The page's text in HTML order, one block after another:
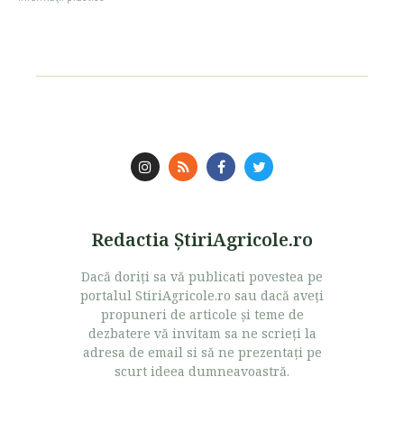
Redactia ŞtiriAgricole.ro
Dacă doriţi sa vă publicati povestea pe
portalul StiriAgricole.ro sau dacă aveţi
propuneri de articole şi teme de
dezbatere vă invitam sa ne scrieţi la
adresa de email si să ne prezentaţi pe
scurt ideea dumneavoastră.